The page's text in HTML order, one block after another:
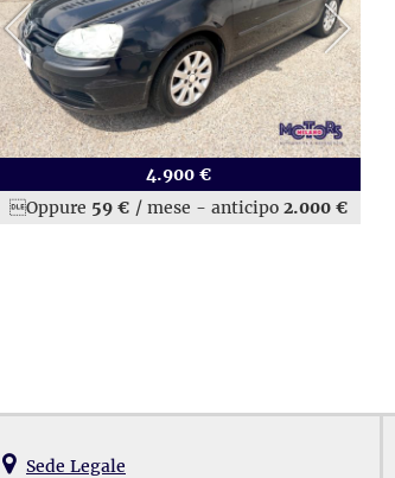
4.900 €
Oppure 59 € / mese - anticipo 2.000 €
Sede Legale